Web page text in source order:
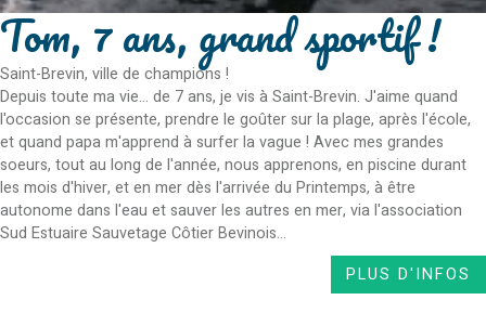
Tom, 7 ans, grand sportif !
Saint-Brevin, ville de champions !
Depuis toute ma vie... de 7 ans, je vis à Saint-Brevin. J'aime quand
l'occasion se présente, prendre le goûter sur la plage, après l'école,
et quand papa m'apprend à surfer la vague ! Avec mes grandes
soeurs, tout au long de l'année, nous apprenons, en piscine durant
les mois d'hiver, et en mer dès l'arrivée du Printemps, à être
autonome dans l'eau et sauver les autres en mer, via l'association
Sud Estuaire Sauvetage Côtier Bevinois...
PLUS D'INFOS